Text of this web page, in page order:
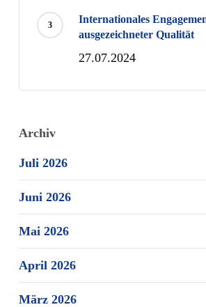
Internationales
ausgezeichneter Qualität
27.07.2024
Archiv
Juli 2026
Juni 2026
Mai 2026
April 2026
März 2026